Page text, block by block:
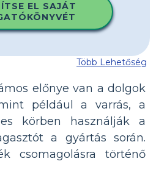
EL SAJÁT
Több Lehetőség
előnye van a dolgok
például a varrás, a
körben használják a
a gyártás során.
csomagolásra történő